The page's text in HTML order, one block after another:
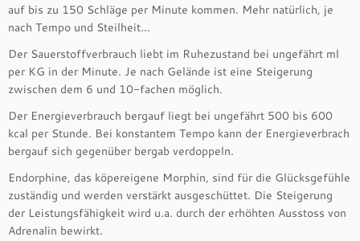
auf bis zu 150 Schläge per Minute kommen. Mehr natürlich, je
nach Tempo und Steilheit…
Der Sauerstoffverbrauch liebt im Ruhezustand bei ungefährt ml
per KG in der Minute. Je nach Gelände ist eine Steigerung
zwischen dem 6 und 10-fachen möglich.
Der Energieverbrauch bergauf liegt bei ungefährt 500 bis 600
kcal per Stunde. Bei konstantem Tempo kann der Energieverbrach
bergauf sich gegenüber bergab verdoppeln.
Endorphine, das köpereigene Morphin, sind für die Glücksgefühle
zuständig und werden verstärkt ausgeschüttet. Die Steigerung
der Leistungsfähigkeit wird u.a. durch der erhöhten Ausstoss von
Adrenalin bewirkt.